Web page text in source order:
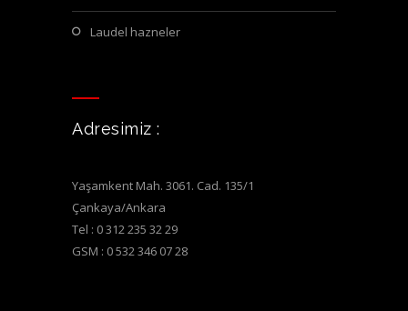
laudel hazneler
Adresimiz :
Yaşamkent Mah. 3061. Cad. 135/1
Çankaya/Ankara
Tel : 0 312 235 32 29
GSM : 0 532 346 07 28